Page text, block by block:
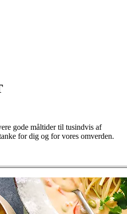
gode måltider til tusindvis af
for dig og for vores omverden.